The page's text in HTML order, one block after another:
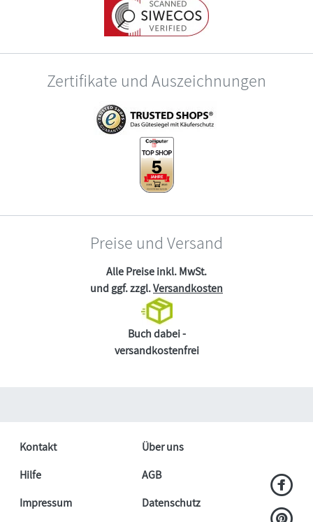
Zertifikate und Auszeichnungen
Preise und Versand
Alle Preise inkl. MwSt.
und ggf. zzgl.Versandkosten
Buch dabei -
versandkostenfrei
Kontakt
Über uns
Hilfe
AGB
Impressum
Datenschutz